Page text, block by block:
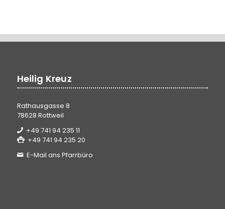
Heilig Kreuz
Rathausgasse 8
78628 Rottweil
+49 741 94 235 11
+49 741 94 235 20
E-Mail ans Pfarrbüro